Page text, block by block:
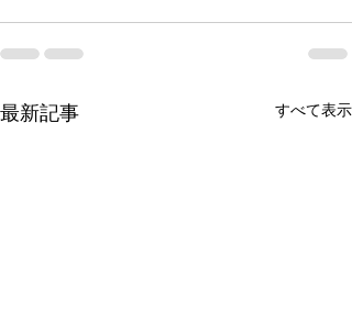
最新記事 すべて表示